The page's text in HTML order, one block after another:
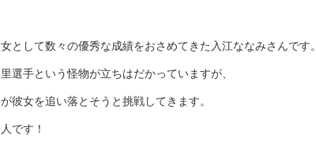
として数々の優秀な成績をおさめてきた入江ななみさんです。
選手という怪物が立ちはだかっていますが、
彼女を追い落とそうと挑戦してきます。
です！